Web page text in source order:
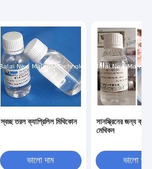
স্বচ্ছ তরল ক্যাপ্রিলিল মিথিকোন
ভালো দাম
সানস্ক্রিনের জন্য
মেথিকন
ভালো দাম